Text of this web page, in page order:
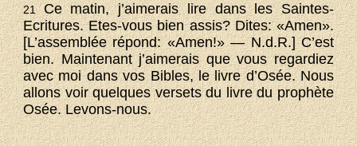
21Ce matin, j’aimerais lire dans les Saintes-
Ecritures. Etes-vous bien assis? Dites: «Amen».
[L’assemblée répond: «Amen!» — N.d.R.] C’est
bien. Maintenant j’aimerais que vous regardiez
avec moi dans vos Bibles, le livre d’Osée. Nous
allons voir quelques versets du livre du prophète
Osée. Levons-nous.